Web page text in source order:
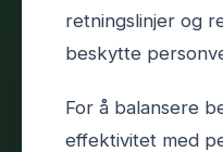
retningslinjer og
beskytte
For å balansere
effektivitet med